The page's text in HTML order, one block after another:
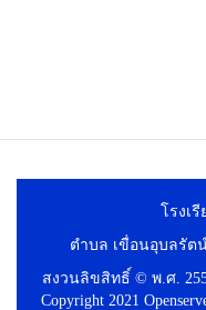
โรงเ
ตำบล เขื่อนอุบลรัต
สงวนลิขสิทธิ์ © พ.ศ.
Copyright 2021